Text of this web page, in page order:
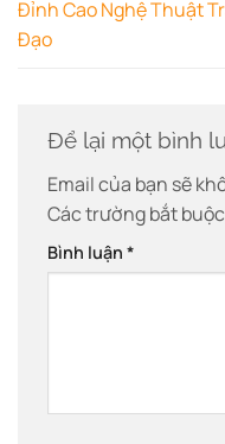
Đỉnh Cao Nghệ Thuật
Đạo
Để lại một bình
Email của bạn sẽ
Các trường bắt
Bình luận *